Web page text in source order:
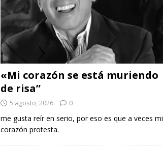
«Mi corazón se está muriendo
de risa”
5 agosto, 2026 0
me gusta reír en serio, por eso es que a veces mi
corazón protesta.